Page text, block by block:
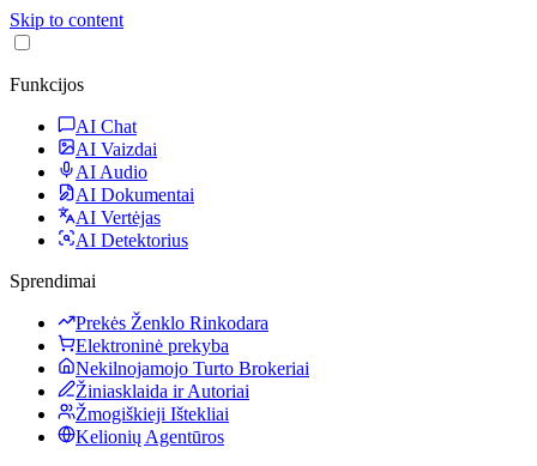
Skip to content
Funkcijos
AI Chat
AI Vaizdai
AI Audio
AI Dokumentai
AI Vertėjas
AI Detektorius
Sprendimai
Prekės Ženklo Rinkodara
Elektroninė prekyba
Nekilnojamojo Turto Brokeriai
Žiniasklaida ir Autoriai
Žmogiškieji Ištekliai
Kelionių Agentūros